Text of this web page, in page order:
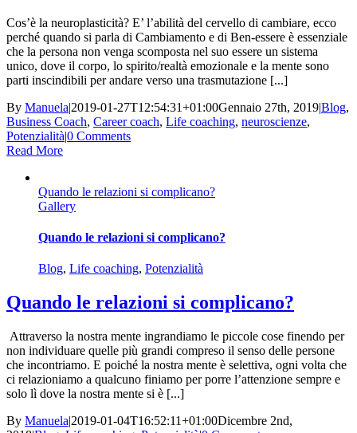
Cos’è la neuroplasticità? E’ l’abilità del cervello di cambiare, ecco
perché quando si parla di Cambiamento e di Ben-essere è essenziale
che la persona non venga scomposta nel suo essere un sistema
unico, dove il corpo, lo spirito/realtà emozionale e la mente sono
parti inscindibili per andare verso una trasmutazione [...]
By Manuela|2019-01-27T12:54:31+01:00Gennaio 27th, 2019|Blog,
Business Coach, Career coach, Life coaching, neuroscienze,
Potenzialità|0 Comments
Read More
Quando le relazioni si complicano?
Gallery
Quando le relazioni si complicano?
Blog, Life coaching, Potenzialità
Quando le relazioni si complicano?
Attraverso la nostra mente ingrandiamo le piccole cose finendo per
non individuare quelle più grandi compreso il senso delle persone
che incontriamo. E poiché la nostra mente è selettiva, ogni volta che
ci relazioniamo a qualcuno finiamo per porre l’attenzione sempre e
solo lì dove la nostra mente si è [...]
By Manuela|2019-01-04T16:52:11+01:00Dicembre 2nd,